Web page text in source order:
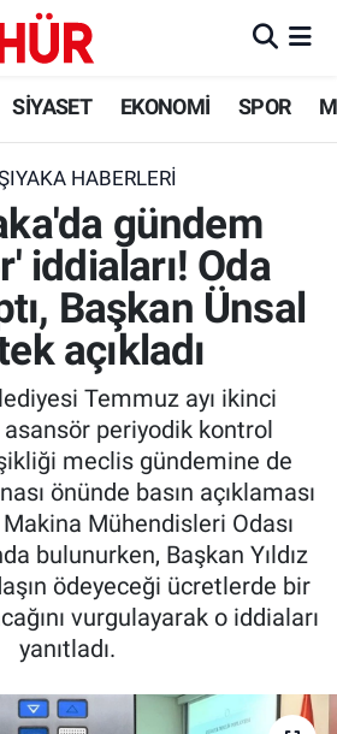
SİYASET EKONOMİ SPOR
HABERLERI
gündem
iddiaları! Oda
Başkan Ünsal
açıkladı
Temmuz ayı ikinci
periyodik kontrol
meclis gündemine de
önünde basın açıklaması
Mühendisleri Odası
bulunurken, Başkan Yıldız
ödeyeceği ücretlerde bir
vurgulayarak o iddiaları
yanıtladı.
Haritası
Durumu ve Fikstür